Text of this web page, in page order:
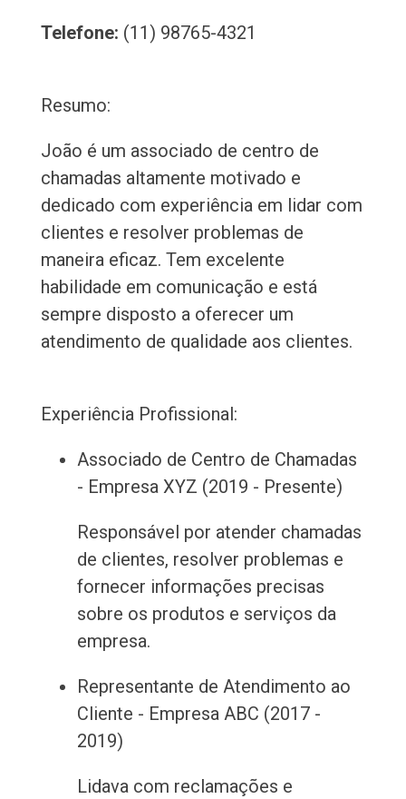
Telefone: (11) 98765-4321
Resumo:
João é um associado de centro de
chamadas altamente motivado e
dedicado com experiência em lidar com
clientes e resolver problemas de
maneira eficaz. Tem excelente
habilidade em comunicação e está
sempre disposto a oferecer um
atendimento de qualidade aos clientes.
Experiência Profissional:
Associado de Centro de Chamadas
- Empresa XYZ (2019 - Presente)
Responsável por atender chamadas
de clientes, resolver problemas e
fornecer informações precisas
sobre os produtos e serviços da
empresa.
Representante de Atendimento ao
Cliente - Empresa ABC (2017 -
2019)
Lidava com reclamações e